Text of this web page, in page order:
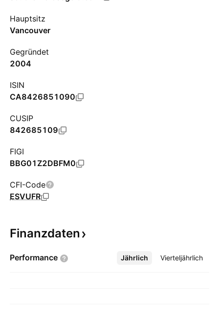
Hauptsitz
Vancouver
Gegründet
2004
ISIN
CA8426851090
CUSIP
842685109
FIGI
BBG01Z2DBFM0
CFI-Code
ESVUFR
Finanzdaten
Performance Jährlich Vierteljährlich
Mehr